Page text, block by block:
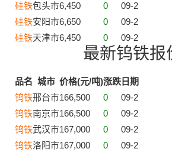
硅铁包头市6,450 0
09-2
硅铁安阳市6,650 0
09-2
硅铁天津市6,450 0 09-2
最新钨铁报
品名 城市 价格(元/吨)涨跌 日期
钨铁邢台市166,500 0
09-2
钨铁南京市166,500 0
09-2
钨铁武汉市167,000 0
09-2
钨铁洛阳市167,000 0
09-2